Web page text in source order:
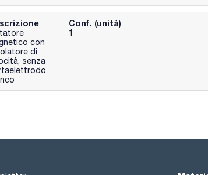
con
di
senza
Conf. (unità)
1